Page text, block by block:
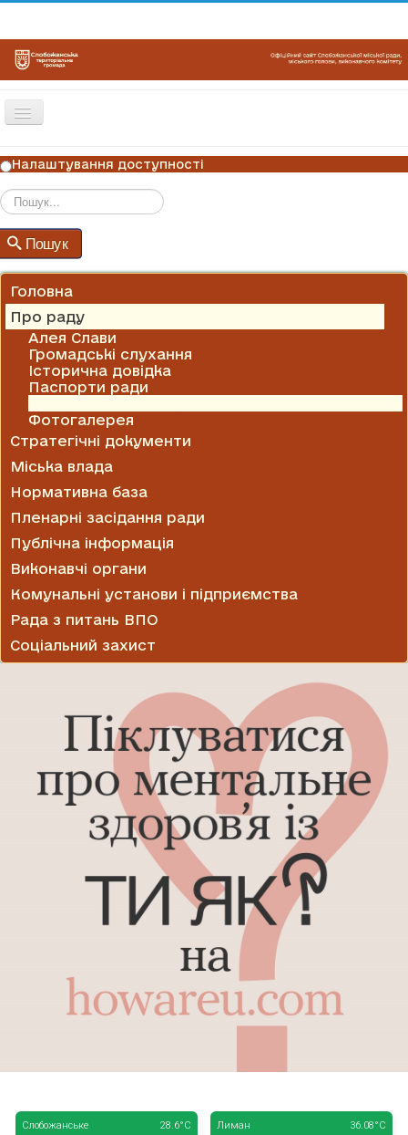
Перемикач
ГОЛОВНА
НОВИНИ
ОГОЛОШЕННЯ
ГРАФІКИ ПРИЙОМУ
Налаштування доступності
Пошук
Головна
Про раду
Алея Слави
Громадські слухання
Історична довідка
Паспорти ради
Фотогалерея
Стратегічні документи
Міська влада
Нормативна база
Пленарні засідання ради
Публічна інформація
Виконавчі органи
Комунальні установи і підприємства
Рада з питань ВПО
Соціальний захист